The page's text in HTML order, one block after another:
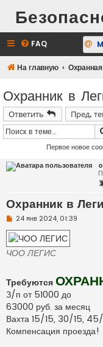
FAQ
На главную
Охранник в
Ответить Пред.
Первое новое
Охранник в
Н
п
р
о
ч
а
н
н
о
е
с
о
о
24 янв 2024, 01:39
ЧОО ЛЕГИС
Требуются
З/п от 51000 до
63000 руб. за месяц
Вахта 15/15, 30/15,
Компенсация проезда!